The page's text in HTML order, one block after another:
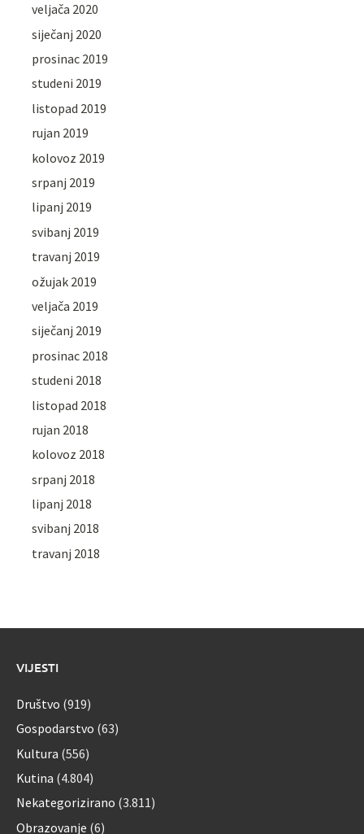
veljača 2020
siječanj 2020
prosinac 2019
studeni 2019
listopad 2019
rujan 2019
kolovoz 2019
srpanj 2019
lipanj 2019
svibanj 2019
travanj 2019
ožujak 2019
veljača 2019
siječanj 2019
prosinac 2018
studeni 2018
listopad 2018
rujan 2018
kolovoz 2018
srpanj 2018
lipanj 2018
svibanj 2018
travanj 2018
VIJESTI
Društvo (919)
Gospodarstvo (63)
Kultura (556)
Kutina (4.804)
Nekategorizirano (3.811)
Obrazovanje (6)